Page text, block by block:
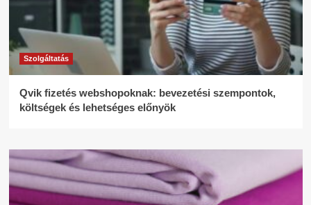
Szolgáltatás
Qvik fizetés webshopoknak: bevezetési szempontok,
költségek és lehetséges előnyök